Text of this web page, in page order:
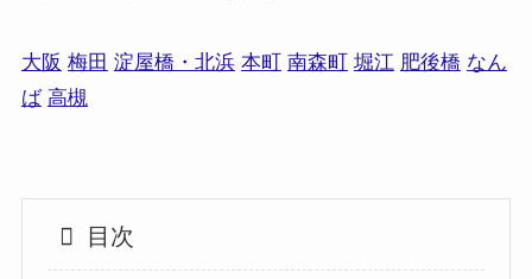
大阪 梅田 淀屋橋・北浜 本町 南森町 堀江 肥後橋 なん
ば 高槻
目次